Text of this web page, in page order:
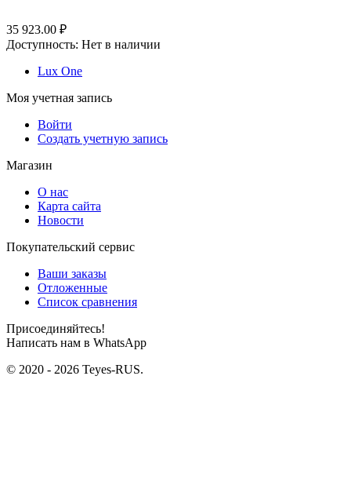
35 923.00 ₽
Доступность: Нет в наличии
Lux One
Моя учетная запись
Войти
Создать учетную запись
Магазин
О нас
Карта сайта
Новости
Покупательский сервис
Ваши заказы
Отложенные
Список сравнения
Присоединяйтесь!
Написать нам в WhatsApp
© 2020 - 2026 Teyes-RUS.